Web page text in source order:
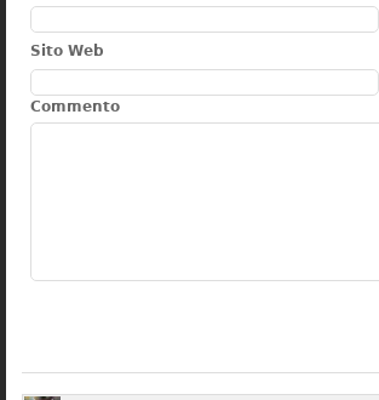
Sito Web
Commento